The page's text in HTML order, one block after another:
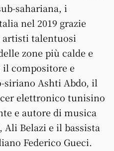
sahariana, i
nel 2019 grazie
artisti talentuosi
zone più calde e
il compositore e
Ashti Abdo, il
elettronico tunisino
e autore di musica
Ali Belazi e il bassista
Federico Gueci.